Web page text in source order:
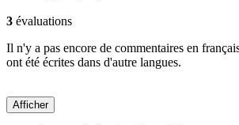
3 évaluations
Il n'y a pas encore de commentaires en
ont été écrites dans d'autre langues.
Afficher